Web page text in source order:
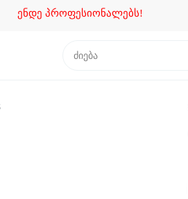
ენდე პროფესიონალებს!